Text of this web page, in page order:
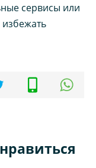
сервисы или